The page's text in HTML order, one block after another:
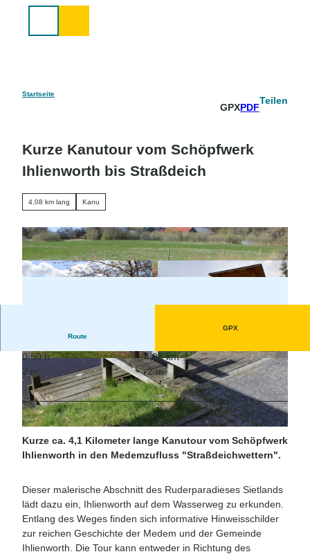
Startseite
GPXPDF
Teilen
Kurze Kanutour vom Schöpfwerk
Ihlienworth bis Straßdeich
4,08 km lang Kanu
© A. Brüning, Tourist-Information Wingst |
CC-BY
© A.Brüning, Tourist-Information Wingst |
CC-BY
Route
GPX
0:50 h
4,08 km
2 m
-2 m
Kurze ca. 4,1 Kilometer lange Kanutour vom Schöpfwerk
Ihlienworth in den Medemzufluss "Straßdeichwettern".
Dieser malerische Abschnitt des Ruderparadieses Sietlands
lädt dazu ein, Ihlienworth auf dem Wasserweg zu erkunden.
Entlang des Weges finden sich informative Hinweisschilder
zur reichen Geschichte der Medem und der Gemeinde
Ihlienworth. Die Tour kann entweder in Richtung des